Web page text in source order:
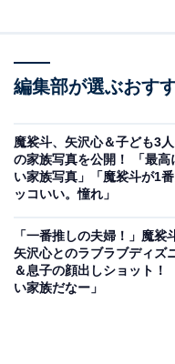
編集部が選ぶおす
魔裟斗、矢沢心＆子ども3人
の家族写真を公開！ 「最高
い家族写真」「魔裟斗が1
ッコいい。憧れ」
「一番推しの夫婦！」魔裟
矢沢心とのラブラブディズ
＆息子の顔出しショット！
い家族だなー」